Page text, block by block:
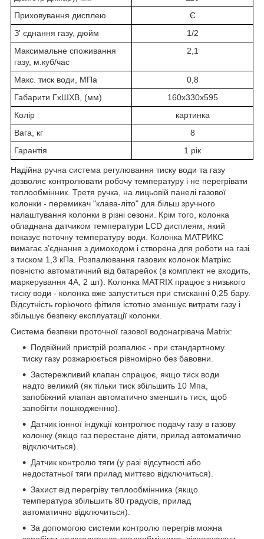
Приховування дисплею
Є
З' єднання газу, дюйм
1/2
Максимальне споживання
газу, м.куб/час
2,1
Макс. тиск води, МПа
0,8
Габарити ГхШХВ, (мм)
160x330x595
Колір
картинка
Вага, кг
8
Гарантія
1 рік
Надійна ручна система регулювання тиску води та газу
дозволяє контролювати робочу температуру і не перегрівати
теплообмінник. Третя ручка, на лицьовій панелі газової
колонки - перемикач "клава-літо" для більш зручного
налаштування колонки в різні сезони. Крім того, колонка
обладнана датчиком температури LCD дисплеям, який
показує поточну температуру води. Колонка МАТРИКС
вимагає з’єднання з димоходом і створена для роботи на газі
з тиском 1,3 кПа. Розпалювання газових колонок Матрікс
повністю автоматичний від батарейок (в комплект не входить,
маркерування 4А, 2 шт). Колонка MATRIX працює з низького
тиску води - колонка вже запуститься при стисканні 0,25 бару.
Відсутність горіючого фітиля істотно зменшує витрати газу і
збільшує безпеку експлуатації колонки.
Система безпеки проточної газової водонагрівача Matrix:
Подвійний пристрій розпалює - при стандартному
тиску газу розжарюється рівномірно без бавовни.
Застережливий клапан спрацює, якщо тиск води
надто великий (як тільки тиск збільшить 10 Мпа,
запобіжний клапан автоматично зменшить тиск, щоб
запобігти пошкодженню).
Датчик іонної індукції контролює подачу газу в газову
колонку (якщо газ перестане діяти, прилад автоматично
відключиться).
Датчик контролю тяги (у разі відсутності або
недостатньої тяги прилад миттєво відключиться).
Захист від перегріву теплообмінника (якщо
температура збільшить 80 градусів, прилад
автоматично відключиться).
За допомогою системи контролю перегрів можна